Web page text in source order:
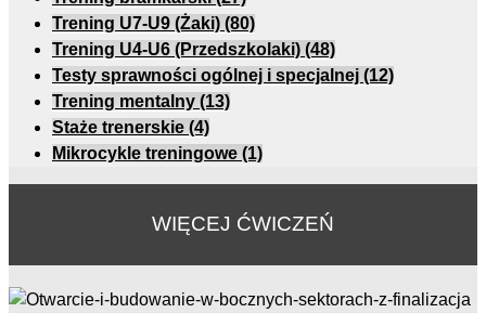
Trening U7-U9 (Żaki) (80)
Trening U4-U6 (Przedszkolaki) (48)
Testy sprawności ogólnej i specjalnej (12)
Trening mentalny (13)
Staże trenerskie (4)
Mikrocykle treningowe (1)
WIĘCEJ ĆWICZEŃ